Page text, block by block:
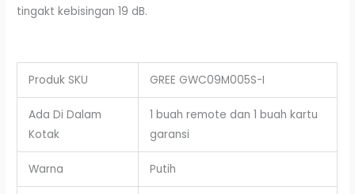
tingakt kebisingan 19 dB.
Produk SKU GREE GWC09M005S-I
Ada Di Dalam
Kotak
1 buah remote dan 1 buah kartu
garansi
Warna Putih